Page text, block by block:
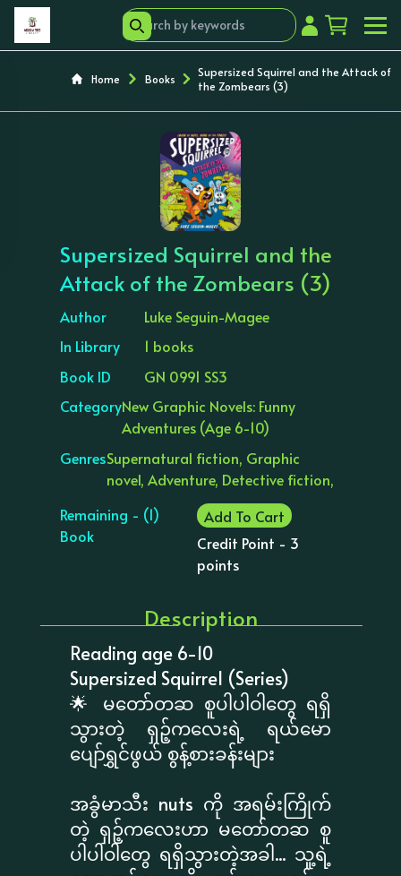
Home Books
Supersized Squirrel and the Attack of
the Zombears (3)
‹ ›
Supersized Squirrel and the
Attack of the Zombears (3)
Author
Luke Seguin-Magee
In Library
1 books
Book ID
GN 0991 SS3
CategoryNew Graphic Novels: Funny
Adventures (Age 6-10)
GenresSupernatural fiction, Graphic
novel, Adventure, Detective fiction,
Remaining - (1)
Book
Add To Cart
Credit Point - 3
points
Description
Reading age 6-10
Supersized Squirrel (Series)
🌟 မတော်တဆ စူပါပါဝါတွေ ရရှိ
သွားတဲ့ ရှဉ့်ကလေးရဲ့ ရယ်မော
ပျော်ရွှင်ဖွယ် စွန့်စားခန်းများ
အခွံမာသီး nuts ကို အရမ်းကြိုက်
တဲ့ ရှဉ့်ကလေးဟာ မတော်တဆ စူ
ပါပါဝါတွေ ရရှိသွားတဲ့အခါ... သူ့ရဲ့